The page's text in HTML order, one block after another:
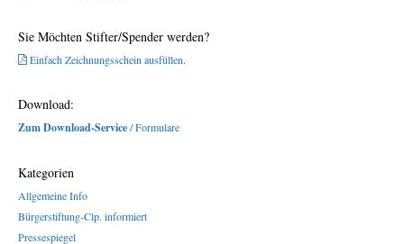
Sie Möchten Stifter/Spender werden?
Einfach Zeichnungsschein ausfüllen.
Download:
Zum Download-Service/ Formulare
Kategorien
Allgemeine Info
Bürgerstiftung-Clp. informiert
Pressespiegel